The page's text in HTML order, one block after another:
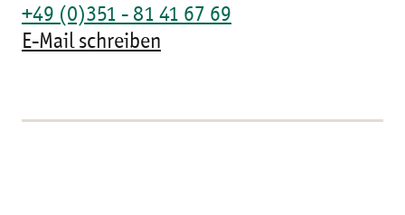
+49 (0)351 - 81 41 67 69
E-Mail schreiben